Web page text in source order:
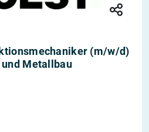
(m/w/d)
Metallbau